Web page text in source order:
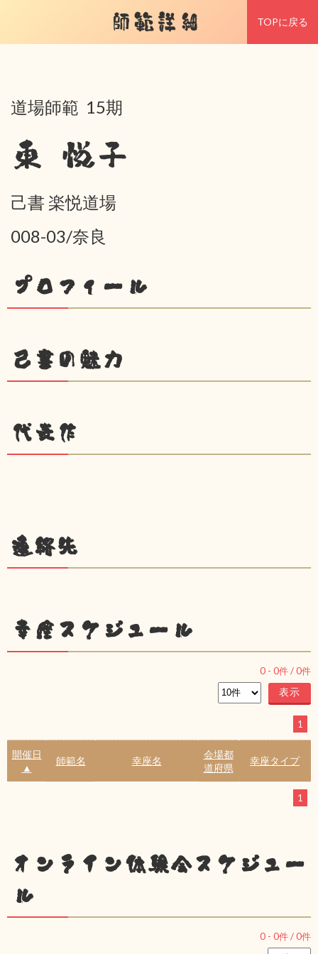
師範詳細 TOPに戻る
道場師範 15期
東 悦子
己書 楽悦道場
008-03/奈良
プロフィール
己書の魅力
代表作
連絡先
幸座スケジュール
0 - 0件 /0件
1
開催日
▲
師範名 幸座名
会場都
道府県
幸座タイプ
1
オンライン体験会スケジュー
ル
0 - 0件 /0件